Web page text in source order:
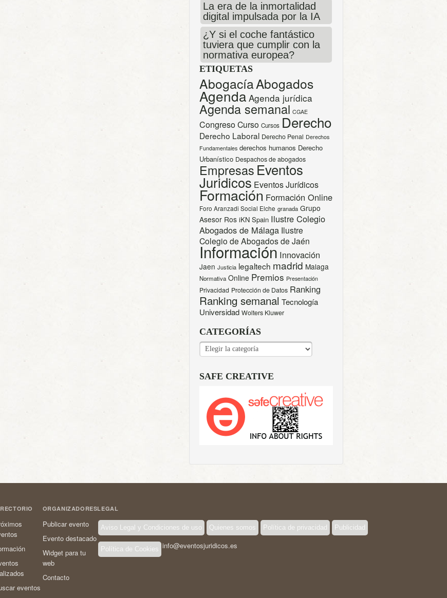
La era de la inmortalidad
digital impulsada por la IA
¿Y si el coche fantástico
tuviera que cumplir con la
normativa europea?
ETIQUETAS
AbogacíaAbogados
Agenda Agenda jurídica
Agenda semanal CGAE
CongresoCurso Cursos Derecho
Derecho Laboral Derecho Penal Derechos
Fundamentales derechos humanos Derecho
Urbanístico Despachos de abogados
Empresas Eventos
Juridicos Eventos Jurídicos
Formación Formación Online
Foro Aranzadi Social Elche granada Grupo
Asesor Ros iKN Spain Ilustre Colegio
Abogados de Málaga Ilustre
Colegio de Abogados de Jaén
Información Innovación
Jaen Justicia legaltech madrid Malaga
Normativa Online Premios Presentación
Privacidad Protección de Datos Ranking
Ranking semanal Tecnología
Universidad Wolters Kluwer
CATEGORÍAS
CATEGORÍAS
SAFE CREATIVE
eventos
ORGANIZADORES
Publicar evento
Evento destacado
Widget para tu
web
Contacto
LEGAL
Aviso Legal y Condiciones de uso Quienes somos Política de privacidad Publicidad
Política de Cookies info@eventosjuridicos.es